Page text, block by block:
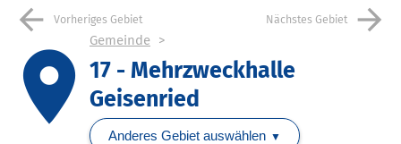
arrow_back Vorheriges Gebiet Nächstes Gebiet arrow_forward
place
Gemeinde
17 - Mehrzweckhalle
Geisenried
Anderes Gebiet auswählen